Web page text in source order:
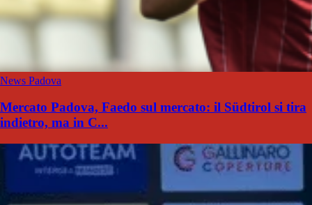
News Padova
Mercato Padova, Faedo sul mercato: il Südtirol si tira
indietro, ma in C...